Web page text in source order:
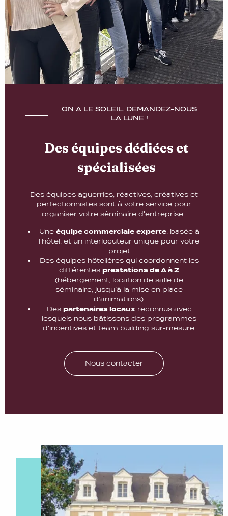
ON A LE SOLEIL. DEMANDEZ-NOUS
LA LUNE !
Des équipes dédiées et
spécialisées
Des équipes aguerries, réactives, créatives et
perfectionnistes sont à votre service pour
organiser votre séminaire d'entreprise :
Une équipe commerciale experte, basée à
l'hôtel, et un interlocuteur unique pour votre
projet
Des équipes hôtelières qui coordonnent les
différentes prestations de A à Z
(hébergement, location de salle de
séminaire, jusqu’à la mise en place
d’animations).
Des partenaires locauxreconnus avec
lesquels nous bâtissons des programmes
d'incentives et team building sur-mesure.
Nous contacter